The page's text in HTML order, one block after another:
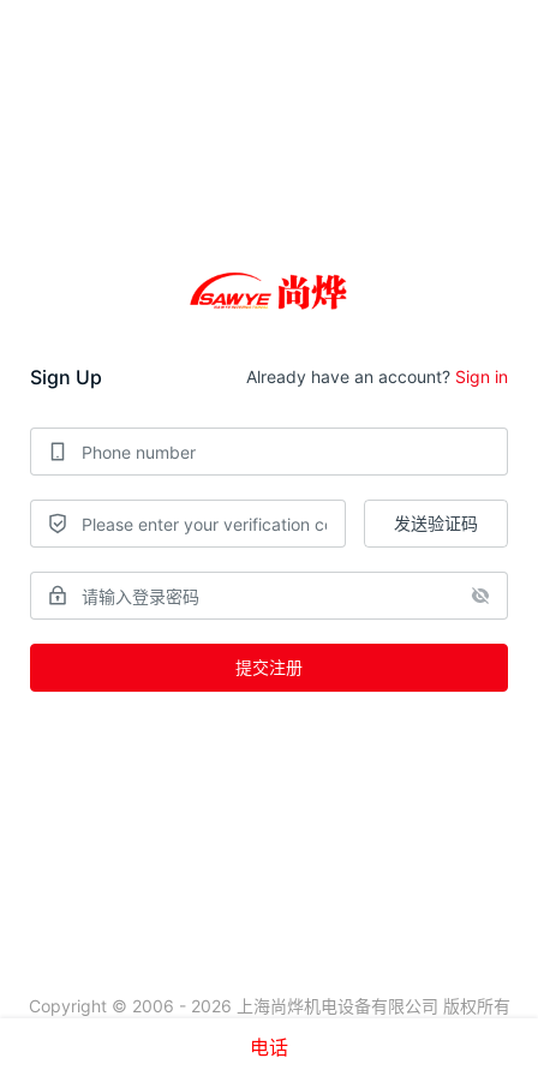
Sign Up Already have an account? Sign in
发送验证码
提交注册
Copyright © 2006 - 2026 上海尚烨机电设备有限公司 版权所有
电话